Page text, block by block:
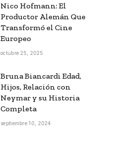
Nico Hofmann: El
Productor Alemán Que
Transformó el Cine
Europeo
octubre 25, 2025
Bruna Biancardi Edad,
Hijos, Relación con
Neymar y su Historia
Completa
septiembre 10, 2024